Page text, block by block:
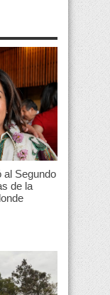
al Segundo
de la